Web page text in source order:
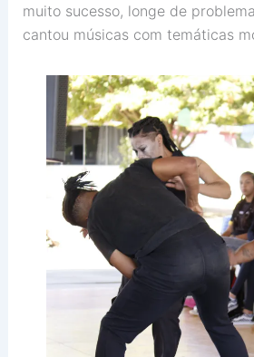
muito sucesso, longe de
cantou músicas com temáticas